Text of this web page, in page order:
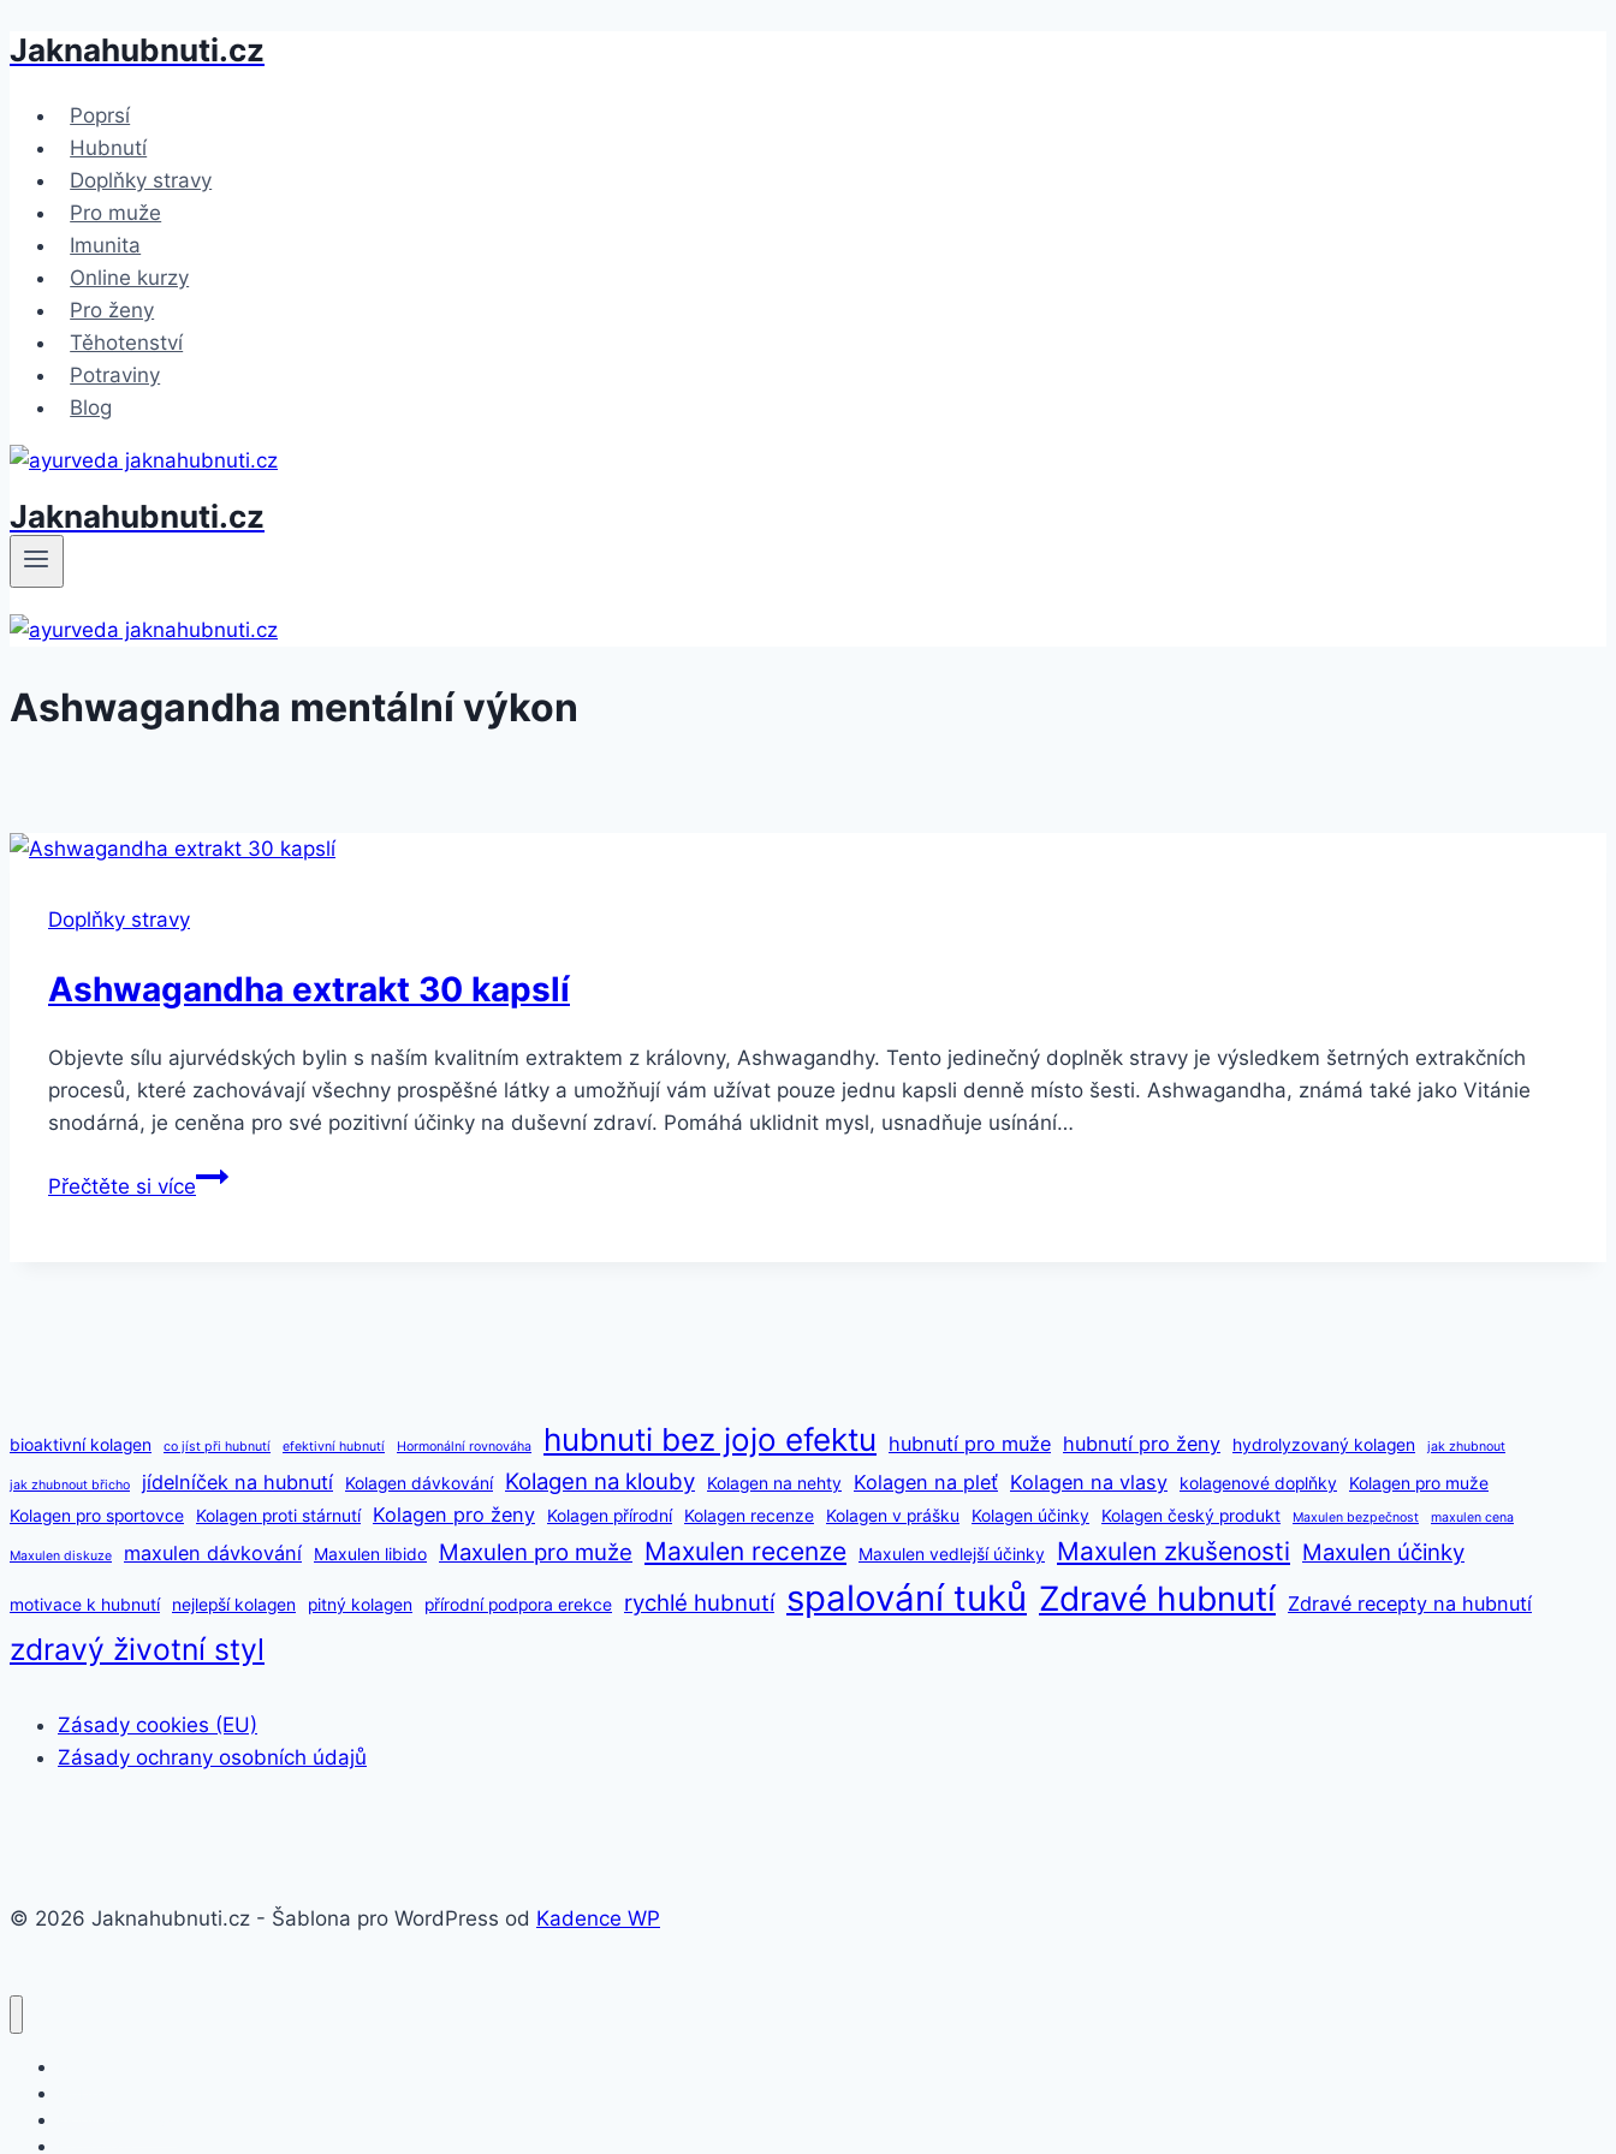
Přeskočit
obsah
Jaknahubnuti.cz
Poprsí
Hubnutí
Doplňky stravy
Pro muže
Imunita
Online kurzy
Pro ženy
Těhotenství
Potraviny
Blog
Jaknahubnuti.cz
Ashwagandha mentální výkon
Doplňky stravy
Ashwagandha extrakt 30 kapslí
Objevte sílu ajurvédských bylin s naším kvalitním extraktem z královny, Ashwagandhy. Tento jedinečný doplněk stravy je výsledkem šetrných extrakčních
procesů, které zachovávají všechny prospěšné látky a umožňují vám užívat pouze jednu kapsli denně místo šesti. Ashwagandha, známá také jako Vitánie
snodárná, je ceněna pro své pozitivní účinky na duševní zdraví. Pomáhá uklidnit mysl, usnadňuje usínání…
Přečtěte si víceAshwagandha
bioaktivní kolagen co jíst při hubnutí efektivní hubnutí Hormonální rovnováha hubnuti bez jojo efektu hubnutí pro muže hubnutí pro ženy hydrolyzovaný kolagen jak zhubnout
jak zhubnout břicho jídelníček na hubnutí Kolagen dávkování Kolagen na klouby Kolagen na nehty Kolagen na pleť Kolagen na vlasy kolagenové doplňky
Kolagen pro muže
Kolagen pro sportovce
Kolagen proti stárnutí Kolagen pro ženy Kolagen přírodní Kolagen recenze Kolagen v prášku Kolagen účinky Kolagen český produkt Maxulen bezpečnost maxulen cena
Maxulen diskuze maxulen dávkování Maxulen libido Maxulen pro muže Maxulen recenze Maxulen vedlejší účinky Maxulen zkušenosti Maxulen účinky
motivace k hubnutí nejlepší kolagen pitný kolagen přírodní podpora erekce rychlé hubnutí spalování tuků Zdravé hubnutí Zdravé recepty na hubnutí
zdravý životní styl
Zásady cookies (EU)
Zásady ochrany osobních údajů
© 2026 Jaknahubnuti.cz - Šablona pro WordPress od Kadence WP